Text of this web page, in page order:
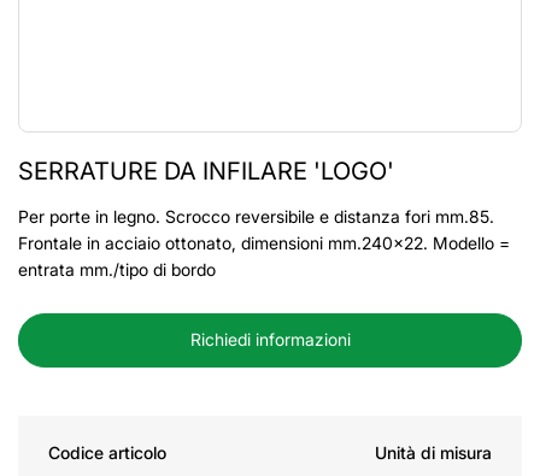
SERRATURE DA INFILARE 'LOGO'
Per porte in legno. Scrocco reversibile e distanza fori mm.85.
Frontale in acciaio ottonato, dimensioni mm.240x22. Modello =
entrata mm./tipo di bordo
Richiedi informazioni
Codice articolo Unità di misura